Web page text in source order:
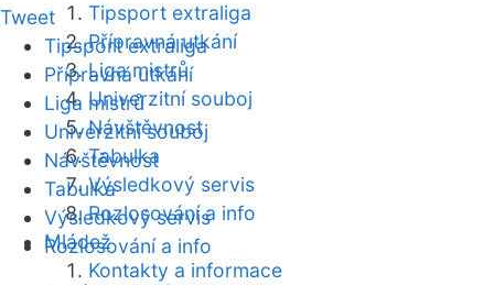
Tipsport extraliga
Přípravná utkání
Liga mistrů
Univerzitní souboj
Návštěvnost
Tabulka
Výsledkový servis
Rozlosování a info
Mládež
Kontakty a informace
Tweet
Tipsport extraliga
Přípravná utkání
Liga mistrů
Univerzitní souboj
Návštěvnost
Tabulka
Výsledkový servis
Rozlosování a info